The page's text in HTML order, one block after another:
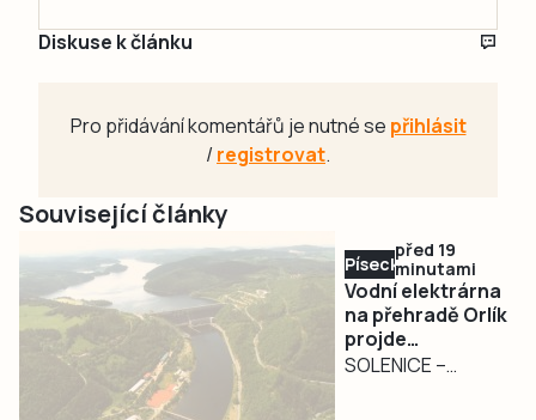
Diskuse k článku
Pro přidávání komentářů je nutné se přihlásit
/registrovat.
Související články
Písecko
před 19
minutami
Vodní elektrárna
na přehradě Orlík
projde
modernizací za
SOLENICE –